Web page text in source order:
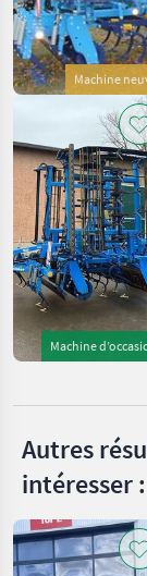
Lemken
Agro-Masz
Amazone
Pöttinger
Kongskilde
Afficher
tous
les 44
MARKETPLACE
Marketplace
Machine
Machine
Autres
intéresser :